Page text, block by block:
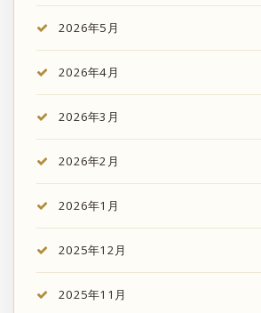
2026年5月
2026年4月
2026年3月
2026年2月
2026年1月
2025年12月
2025年11月